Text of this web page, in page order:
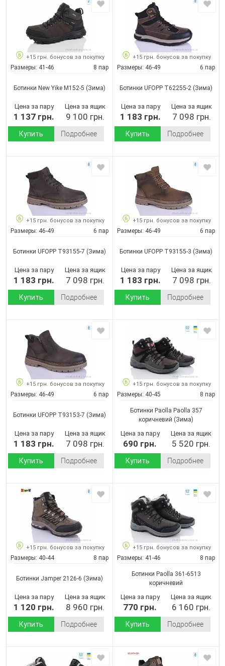
+15 грн. бонусов за покупку
Размеры: 41-46 8 пар
Ботинки New Yike M152-5 (Зима)
Цена за пару
1 137 грн.
Цена за ящик
9 100 грн.
Купить Подробнее
+15 грн. бонусов за покупку
Размеры: 46-49 6 пар
Ботинки UFOPP T62255-2 (Зима)
Цена за пару
1 183 грн.
Цена за ящик
7 098 грн.
Купить Подробнее
+15 грн. бонусов за покупку
Размеры: 46-49 6 пар
Ботинки UFOPP T93155-7 (Зима)
Цена за пару
1 183 грн.
Цена за ящик
7 098 грн.
Купить Подробнее
+15 грн. бонусов за покупку
Размеры: 46-49 6 пар
Ботинки UFOPP T93155-3 (Зима)
Цена за пару
1 183 грн.
Цена за ящик
7 098 грн.
Купить Подробнее
+15 грн. бонусов за покупку
Размеры: 46-49 6 пар
Ботинки UFOPP T93153-7 (Зима)
Цена за пару
1 183 грн.
Цена за ящик
7 098 грн.
Купить Подробнее
+15 грн. бонусов за покупку
Размеры: 40-45 8 пар
Ботинки Paolla Paolla 357
коричневий (Зима)
Цена за пару
690 грн.
Цена за ящик
5 520 грн.
Купить Подробнее
+15 грн. бонусов за покупку
Размеры: 40-44 8 пар
Ботинки Jamper 2126-6 (Зима)
Цена за пару
1 120 грн.
Цена за ящик
8 960 грн.
Купить Подробнее
+15 грн. бонусов за покупку
Размеры: 41-46 8 пар
Ботинки Paolla 361-6513
коричневий
Цена за пару
770 грн.
Цена за ящик
6 160 грн.
Купить Подробнее